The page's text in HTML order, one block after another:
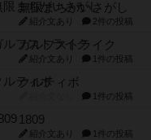
無限まちがいさがし
紹介文あり 2件の投稿
ガルフストライク
紹介文あり 1件の投稿
クルティボ
1件の投稿
1809
紹介文あり 1件の投稿